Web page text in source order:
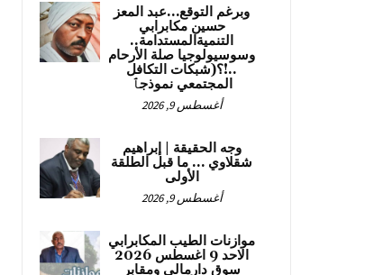
وبرغم التوقع…عبد المعز
حسين مكابرابي
التنميةالمستدامة..
وسوسيولوجيا صلة الأرحام
..!؟(شبكات التكافل
المجتمعي نموذجٱ
أغسطس 9, 2026
وجه الحقيقة | إبراهيم
شقلاوي … ما قبل الطلقة
الأولى
أغسطس 9, 2026
موازنات الطيب المكابرابي
الاحد 9 اغسطس 2026
سوق دارمالي ومقابر